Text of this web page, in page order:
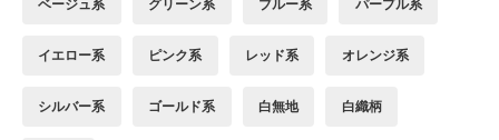
ベージュ系 グリーン系 ブルー系 パープル系
イエロー系 ピンク系 レッド系 オレンジ系
シルバー系 ゴールド系 白無地 白織柄